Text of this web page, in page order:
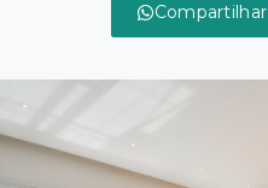
Compartilhar